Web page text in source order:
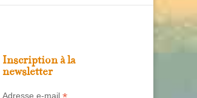
Inscription à la
newsletter
Adresse e-mail